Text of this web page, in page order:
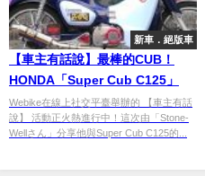
新車．絕版車
【車主有話說】最棒的CUB！
HONDA「Super Cub C125」
Webike在線上社交平臺舉辦的 【車主有話
說】 活動正火熱進行中！這次由「Stone-
Wellさん」分享他與Super Cub C125的...